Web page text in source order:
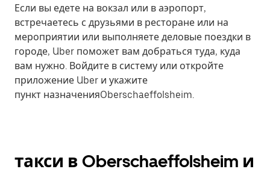
Если вы едете на вокзал или в аэропорт,
встречаетесь с друзьями в ресторане или на
мероприятии или выполняете деловые поездки в
городе, Uber поможет вам добраться туда, куда
вам нужно. Войдите в систему или откройте
приложение Uber и укажите
пункт назначенияOberschaeffolsheim.
такси в Oberschaeffolsheim и